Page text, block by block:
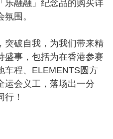
乐融融」纪念品的购买详
围。
破自我，为我们带来精
盛事，包括为在香港参赛
车程、ELEMENTS圆方
运会义工，落场出一分
！